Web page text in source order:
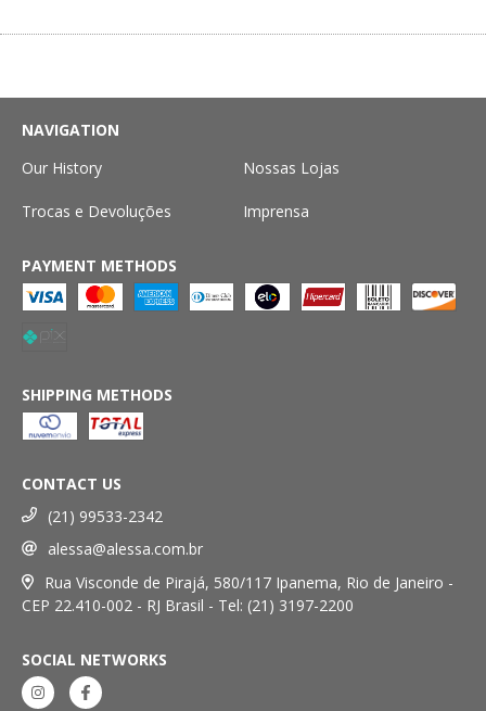
NAVIGATION
Our History
Nossas Lojas
Trocas e Devoluções Imprensa
PAYMENT METHODS
SHIPPING METHODS
CONTACT US
(21) 99533-2342
alessa@alessa.com.br
Rua Visconde de Pirajá, 580/117 Ipanema, Rio de Janeiro -
CEP 22.410-002 - RJ Brasil - Tel: (21) 3197-2200
SOCIAL NETWORKS